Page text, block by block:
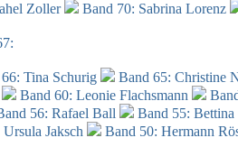
Zoller
Band 70: Sabrina Lorenz
Tina Schurig
Band 65: Christine
Band 60: Leonie Flachsmann
56: Rafael Ball
Band 55:
Jaksch Band 50: Hermann